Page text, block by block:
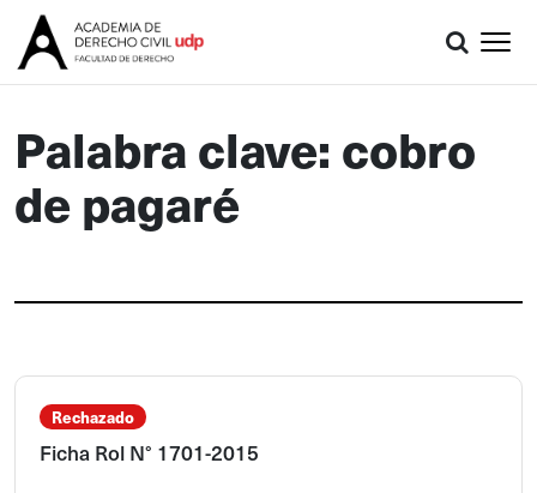
Palabra clave: cobro
de pagaré
Rechazado
Ficha Rol N° 1701-2015